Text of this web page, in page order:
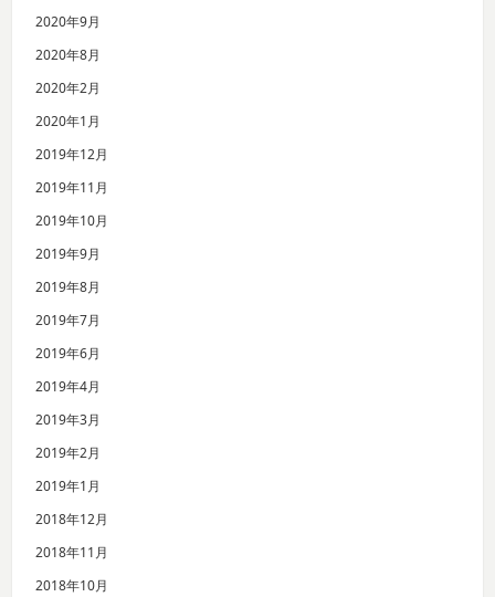
2020年9月
2020年8月
2020年2月
2020年1月
2019年12月
2019年11月
2019年10月
2019年9月
2019年8月
2019年7月
2019年6月
2019年4月
2019年3月
2019年2月
2019年1月
2018年12月
2018年11月
2018年10月